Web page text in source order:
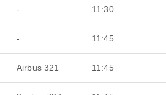
- 11:30
- 11:45
Airbus 321 11:45